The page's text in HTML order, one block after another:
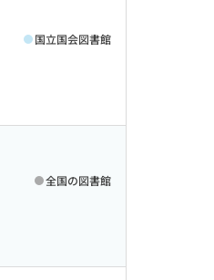
国立国会図書館
全国の図書館